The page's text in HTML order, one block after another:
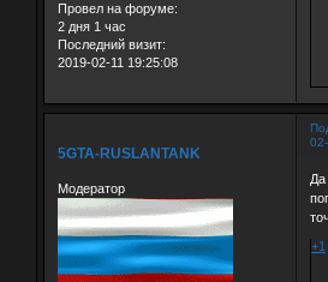
Провел на форуме:
2 дня 1 час
Последний визит:
2019-02-11 19:25:08
5GTA-RUSLANTANK
Модератор
+1